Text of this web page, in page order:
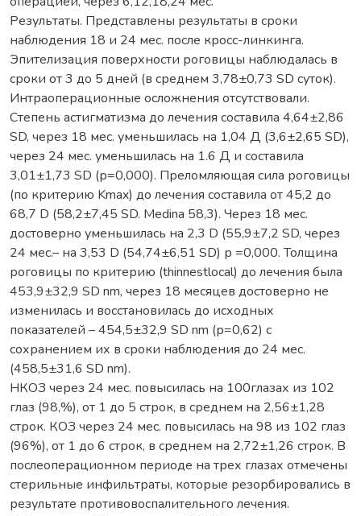
Результаты. Представлены результаты в сроки
наблюдения 18 и 24 мес. после кросс-линкинга.
Эпителизация поверхности роговицы наблюдалась в
сроки от 3 до 5 дней (в среднем 3,78±0,73 SD суток).
Интраоперационные осложнения отсутствовали.
Степень астигматизма до лечения составила 4,64±2,86
SD, через 18 мес. уменьшилась на 1,04 Д (3,6±2,65 SD),
через 24 мес. уменьшилась на 1.6 Д и составила
3,01±1,73 SD (р=0,000). Преломляющая сила роговицы
(по критерию Kmax) до лечения составила от 45,2 до
68,7 D (58,2±7,45 SD. Medina 58,3). Через 18 мес.
достоверно уменьшилась на 2,3 D (55,9±7,2 SD, через
24 мес.– на 3,53 D (54,74±6,51 SD) р =0,000. Толщина
роговицы по критерию (thinnestlocal) до лечения была
453,9±32,9 SD nm, через 18 месяцев достоверно не
изменилась и восстановилась до исходных
показателей – 454,5±32,9 SD nm (р=0,62) с
сохранением их в сроки наблюдения до 24 мес.
(458,5±31,6 SD nm).
НКОЗ через 24 мес. повысилась на 100глазах из 102
глаз (98,%), от 1 до 5 строк, в среднем на 2,56±1,28
строк. КОЗ через 24 мес. повысилась на 98 из 102 глаз
(96%), от 1 до 6 строк, в среднем на 2,72±1,26 строк. В
послеоперационном периоде на трех глазах отмечены
стерильные инфильтраты, которые резорбировались в
результате противовоспалительного лечения.